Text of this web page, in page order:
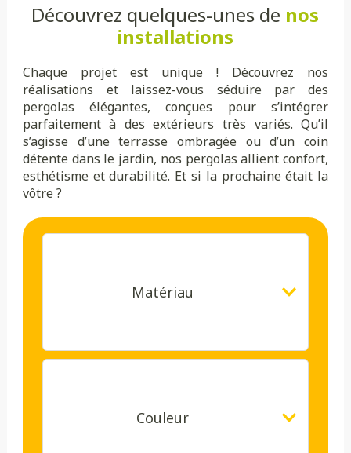
Découvrez quelques-unes de nos
installations
Chaque projet est unique ! Découvrez nos
réalisations et laissez-vous séduire par des
pergolas élégantes, conçues pour s’intégrer
parfaitement à des extérieurs très variés. Qu’il
s’agisse d’une terrasse ombragée ou d’un coin
détente dans le jardin, nos pergolas allient confort,
esthétisme et durabilité. Et si la prochaine était la
vôtre ?
Matériau
Couleur